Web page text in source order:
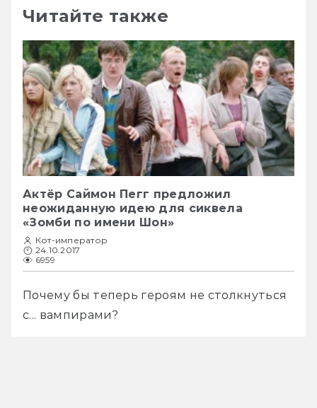
Читайте также
Актёр Саймон Пегг предложил
неожиданную идею для сиквела
«Зомби по имени Шон»
Кот-император
24.10.2017
6959
Почему бы теперь героям не столкнуться
с... вампирами?